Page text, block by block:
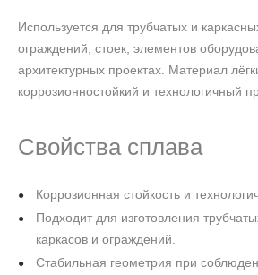
Используется для трубчатых и
ограждений, стоек, элементов
архитектурных проектах. Материал
коррозионностойкий и технологичный
Свойства сплава
Коррозионная стойкость и
Подходит для изготовления
каркасов и ограждений.
Стабильная геометрия при